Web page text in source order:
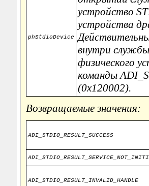
phStdioDevice
устройство
устройства
внутри
физического
команды
(0x120002).
Возвращаемые значения:
ADI_STDIO_RESULT_SUCCESS
ADI_STDIO_RESULT_INVALID_HANDLE